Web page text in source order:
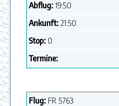
Abflug: 19:50
Ankunft: 21:50
Stop: 0
Termine:
Flug: FR 5763